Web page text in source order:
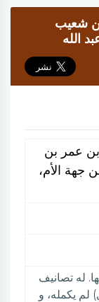
شعيب
الله
عمر بن
الأم،
له تصانيف
لم يكمله، و